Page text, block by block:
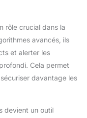
rôle crucial dans la
avancés, ils
et alerter les
Cela permet
davantage les
devient un outil